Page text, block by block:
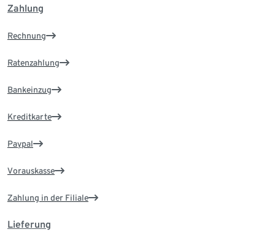
Zahlung
Rechnung
Ratenzahlung
Bankeinzug
Kreditkarte
Paypal
Vorauskasse
Zahlung in der Filiale
Lieferung